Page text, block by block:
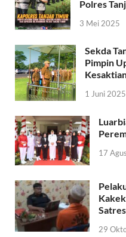
Polres
3 Mei 2025
Sekda
Pimpin
1 Juni 2025
17
29